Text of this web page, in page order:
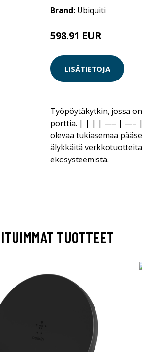
Brand: Ubiquiti
598.91 EUR
LISÄTIETOJA
Työpöytäkytkin, jossa
porttia. | | | | —– | —– |
olevaa tukiasemaa
älykkäitä
ekosysteemistä.
TUOTTEET